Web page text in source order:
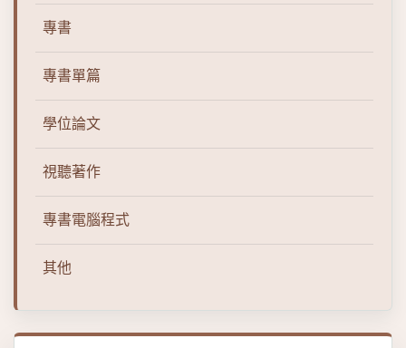
專書
專書單篇
學位論文
視聽著作
專書電腦程式
其他